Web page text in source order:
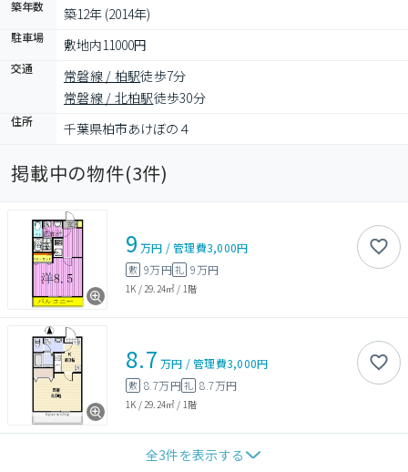
築年数 築12年 (2014年)
駐車場 敷地内11000円
交通 常磐線 / 柏駅徒歩7分
常磐線 / 北柏駅徒歩30分
住所 千葉県柏市あけぼの４
掲載中の物件(3件)
9 万円 /管理費3,000円
敷 9万円礼 9万円
1K / 29.24㎡ / 1階
8.7 万円 /管理費3,000円
敷 8.7万円礼 8.7万円
1K / 29.24㎡ / 1階
全3件を表示する